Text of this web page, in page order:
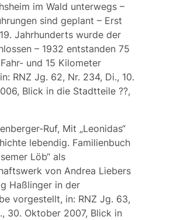
im Wald unterwegs –
sind geplant – Erst
Jahrhunderts wurde der
– 1932 entstanden 75
und 15 Kilometer
RNZ Jg. 62, Nr. 234, Di., 10.
Blick in die Stadtteile ??,
Ruf, Mit „Leonidas“
lebendig. Familienbuch
Löb“ als
von Andrea Liebers
Haßlinger in der
vorgestellt, in: RNZ Jg. 63,
30. Oktober 2007, Blick in